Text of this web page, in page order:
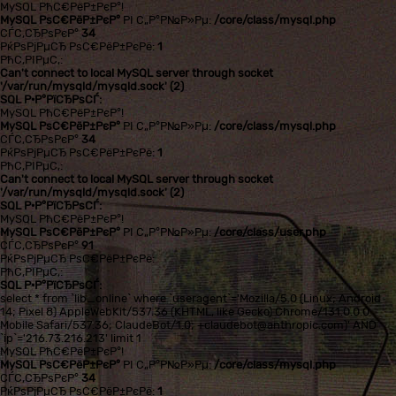
MySQL РћС€РёР±РєР°!
MySQL РѕС€РёР±РєР° РІ С„Р°Р№Р»Рµ: /core/class/mysql.php
СЃС‚СЂРѕРєР° 34
РќРѕРјРµСЂ РѕС€РёР±РєРё: 1
РћС‚РІРµС‚:
Can't connect to local MySQL server through socket
'/var/run/mysqld/mysqld.sock' (2)
SQL Р·Р°РїСЂРѕСЃ:
MySQL РћС€РёР±РєР°!
MySQL РѕС€РёР±РєР° РІ С„Р°Р№Р»Рµ: /core/class/mysql.php
СЃС‚СЂРѕРєР° 34
РќРѕРјРµСЂ РѕС€РёР±РєРё: 1
РћС‚РІРµС‚:
Can't connect to local MySQL server through socket
'/var/run/mysqld/mysqld.sock' (2)
SQL Р·Р°РїСЂРѕСЃ:
MySQL РћС€РёР±РєР°!
MySQL РѕС€РёР±РєР° РІ С„Р°Р№Р»Рµ: /core/class/user.php
СЃС‚СЂРѕРєР° 91
РќРѕРјРµСЂ РѕС€РёР±РєРё:
РћС‚РІРµС‚:
SQL Р·Р°РїСЂРѕСЃ:
select * from `lib_online` where `useragent`='Mozilla/5.0 (Linux; Android
14; Pixel 8) AppleWebKit/537.36 (KHTML, like Gecko) Chrome/131.0.0.0
Mobile Safari/537.36; ClaudeBot/1.0; +claudebot@anthropic.com)' AND
`ip`='216.73.216.213' limit 1
MySQL РћС€РёР±РєР°!
MySQL РѕС€РёР±РєР° РІ С„Р°Р№Р»Рµ:/core/class/mysql.php
СЃС‚СЂРѕРєР°34
РќРѕРјРµСЂ РѕС€РёР±РєРё: 1